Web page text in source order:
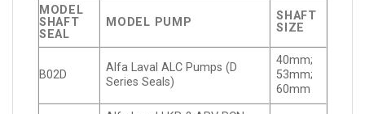
MODEL
SHAFT
SEAL
MODEL PUMP
SHAFT
SIZE
B02D
Alfa Laval ALC Pumps (D
Series Seals)
40mm;
53mm;
60mm